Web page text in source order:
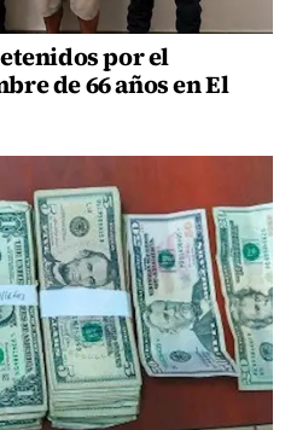
por el
de 66 años en El